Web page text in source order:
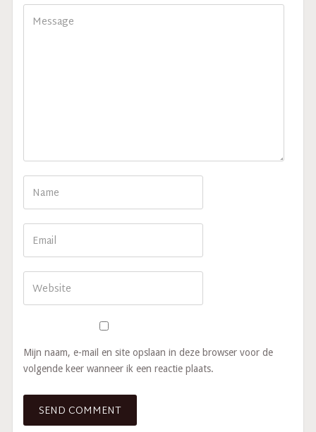
Mijn naam, e-mail en site opslaan in deze browser voor de
volgende keer wanneer ik een reactie plaats.